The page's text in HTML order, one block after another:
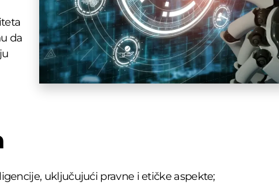
da
uključujući pravne i etičke aspekte;